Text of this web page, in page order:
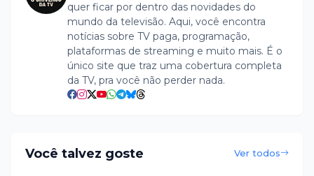
quer ficar por dentro das novidades do
mundo da televisão. Aqui, você encontra
notícias sobre TV paga, programação,
plataformas de streaming e muito mais. É o
único site que traz uma cobertura completa
da TV, pra você não perder nada.
Você talvez goste Ver todos